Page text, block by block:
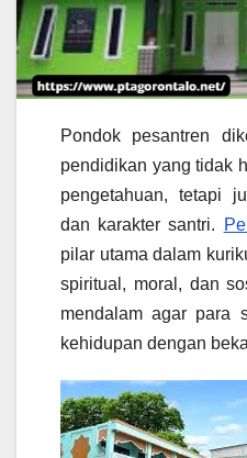
Pondok pesantren
pendidikan yang tidak
pengetahuan, tetapi
dan karakter santri.
pilar utama dalam
spiritual, moral, dan
mendalam agar para
kehidupan dengan